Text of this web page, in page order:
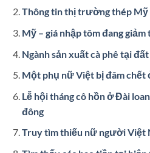
Thông tin thị trường thép
Mỹ – giá nhập tôm đang giảm
Ngành sản xuất cà phê tại
Một phụ nữ Việt bị đâm chết
Lễ hội tháng cô hồn ở Đài
đông
Truy tìm thiếu nữ người Việt